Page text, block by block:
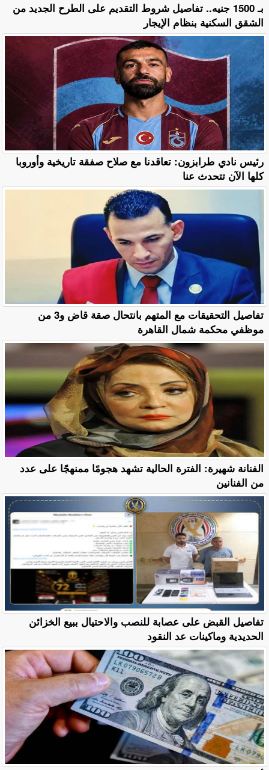
بـ 1500 جنيه.. تفاصيل شروط التقديم على الطرح الجديد من
الشقق السكنية بنظام الإيجار
رئيس نادي طرابزون: تعاقدنا مع صلاح صفقة تاريخية وأوروبا
كلها الآن تتحدث عنا
تفاصيل التحقيقات مع المتهم بانتحال صقة قاض و3 من
موظفي محكمة شمال القاهرة
الفنانة شهيرة: الفترة الحالية تشهد هجومًا ممنهجًا على عدد
من الفنانين
تفاصيل القبض على عصابة للنصب والاحتيال ببيع الخزائن
الحديدية وماكينات عد النقود